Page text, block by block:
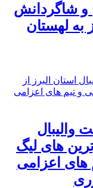
و شاگردانش
به لهستان
والیبال
های لیگ
های اعزامی